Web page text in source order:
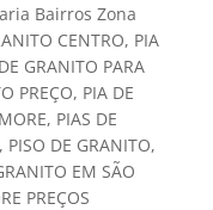
Bairros Zona
CENTRO, PIA
GRANITO PARA
PREÇO, PIA DE
, PIAS DE
, PISO DE GRANITO,
EM SÃO
PREÇOS